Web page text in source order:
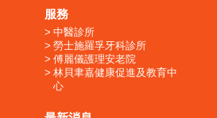
服務
中醫診所
勞士施羅孚牙科診所
傅麗儀護理安老院
林貝聿嘉健康促進及教育中
心